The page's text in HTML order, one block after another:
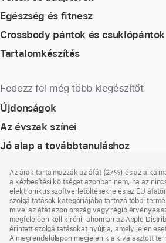
Egészség és fitnesz
Crossbody pántok és csuklópántok
Tartalomkészítés
Fedezz fel még több kiegészítőt
Újdonságok
Az évszak színei
Jó alap a továbbtanuláshoz
Az árak tartalmazzák az áfát (27%) és az
a kézbesítési költséget azonban nem, ha az
elektronikus szoftverletöltésekre és az EU
szolgáltatások kategóriájába tartozó többi
mivel az áfát azon ország vagy régió érvényes
megfelelően kell kiróni, ahonnan az Apple
érintett szolgáltatásokat nyújtja, amely jelen
A megrendelőlapon megjelenik a kiválasztott